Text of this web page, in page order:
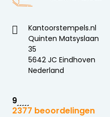
Kantoorstempels.nl
Quinten Matsyslaan
35
5642 JC Eindhoven
Nederland
9
2377 beoordelingen